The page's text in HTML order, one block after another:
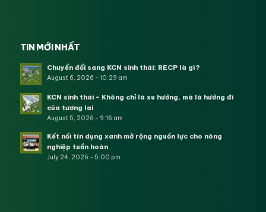
TIN MỚI NHẤT
Chuyển đổi sang KCN sinh thái: RECP là gì?
August 6, 2026 - 10:29 am
KCN sinh thái – Không chỉ là xu hướng, mà là hướng đi
của tương lai
August 5, 2026 - 9:16 am
Kết nối tín dụng xanh mở rộng nguồn lực cho nông
nghiệp tuần hoàn
July 24, 2026 - 5:00 pm